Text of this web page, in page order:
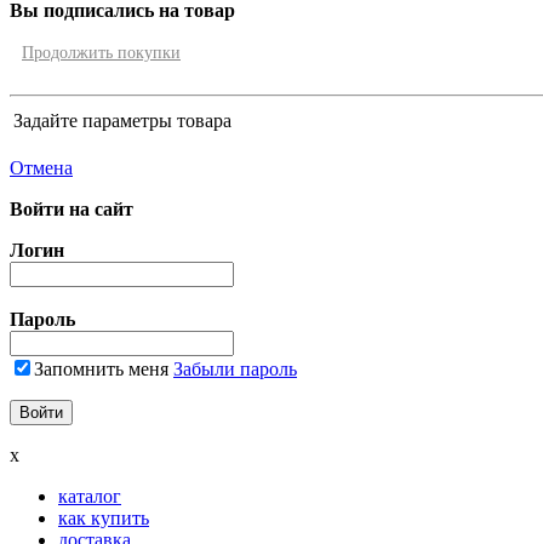
Вы подписались на товар
Продолжить покупки
Задайте параметры товара
Отмена
Войти на сайт
Логин
Пароль
Запомнить меня Забыли пароль
x
каталог
как купить
доставка